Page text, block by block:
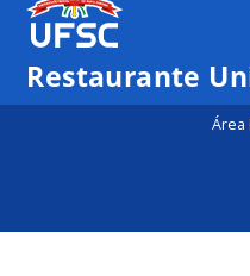
Restaurante
Área